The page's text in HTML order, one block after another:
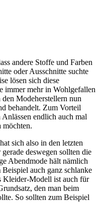
andere Stoffe und Farben
oder Ausschnitte suchte
lösen sich diese
immer mehr in Wohlgefallen
Modeherstellern nun
behandelt. Zum Vorteil
endlich auch mal
möchten.
hat sich also in den letzten
deswegen sollten die
Abendmode hält nämlich
auch ganz schlanke
Kleider-Modell ist auch für
den man beim
So sollten zum Beispiel